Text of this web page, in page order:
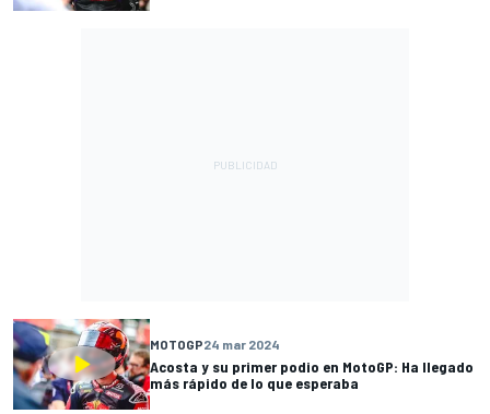
MOTOGP24 mar 2024
Acosta y su primer podio en MotoGP: Ha llegado
más rápido de lo que esperaba